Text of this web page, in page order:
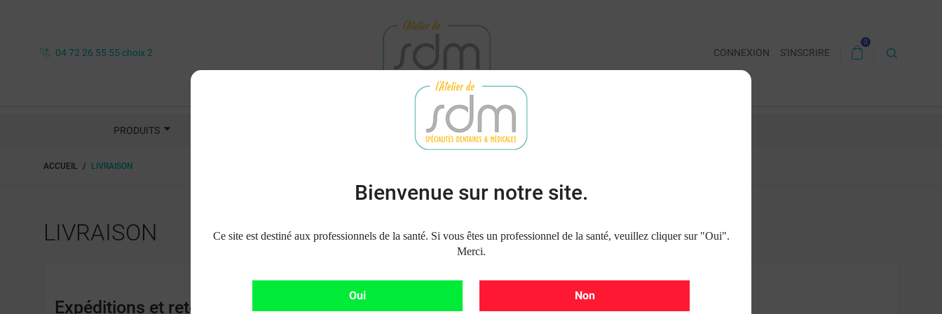
Bienvenue sur notre site.
Ce site est destiné aux professionnels de la santé. Si vous êtes un professionnel de la santé, veuillez cliquer sur "Oui".
Merci.
Oui Non
04 72 26 55 55 choix 2 CONNEXION S'INSCRIRE
0
PRODUITS DEMANDE DE RÉPARATION
ACCUEIL LIVRAISON
LIVRAISON
Expéditions et retours